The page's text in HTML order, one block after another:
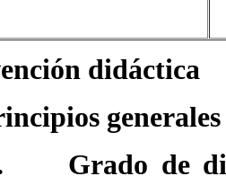
didáctica
generales
Grado de